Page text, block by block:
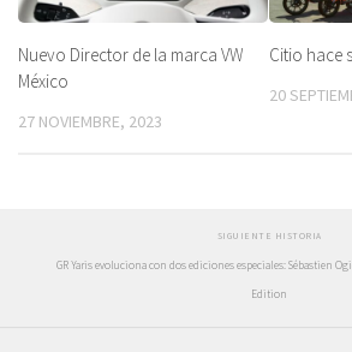
Nuevo Director de la marca VW
México
27 NOVIEMBRE, 2023
Citio hace
20
SIGUIENTE HISTORIA
GR Yaris evoluciona con dos ediciones especiales: Sébastien
Edition